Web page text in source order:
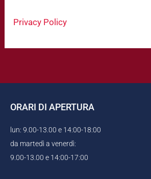
Privacy Policy
ORARI DI APERTURA
lun: 9.00-13.00 e 14:00-18:00
da martedì a venerdì:
9.00-13.00 e 14:00-17:00